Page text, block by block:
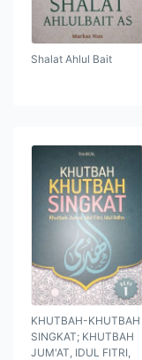
Shalat Ahlul Bait
KHUTBAH-KHUTBAH
SINGKAT; KHUTBAH
JUM'AT, IDUL FITRI,